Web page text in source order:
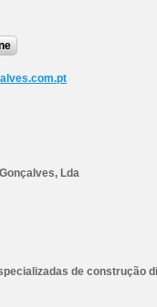
Lda
de construção